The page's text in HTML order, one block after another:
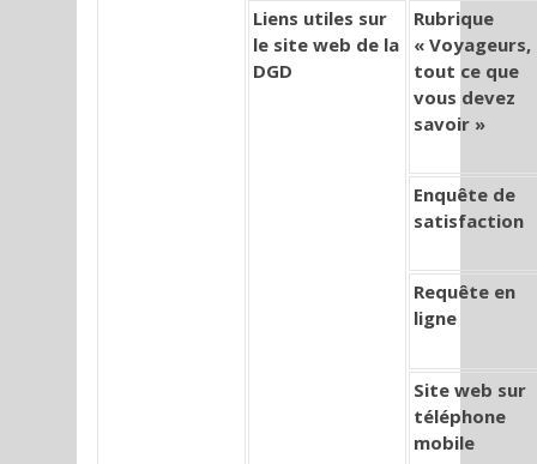
Liens utiles sur
le site web de la
DGD
Rubrique
« Voyageurs,
tout ce que
vous devez
savoir »
Enquête de
satisfaction
Requête en
ligne
Site web sur
téléphone
mobile